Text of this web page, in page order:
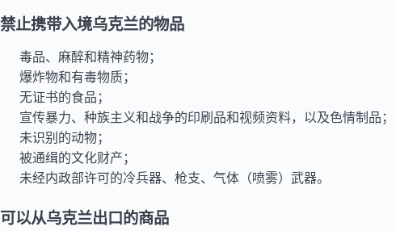
禁止携带入境乌克兰的物品
毒品、麻醉和精神药物；
爆炸物和有毒物质；
无证书的食品；
宣传暴力、种族主义和战争的印刷品和视频资料，以及色情制品；
未识别的动物；
被通缉的文化财产；
未经内政部许可的冷兵器、枪支、气体（喷雾）武器。
可以从乌克兰出口的商品